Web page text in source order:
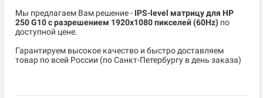
Мы предлагаем Вам решение - IPS-level матрицу для HP
250 G10 c разрешением 1920x1080 пикселей (60Hz) по
доступной цене.
Гарантируем высокое качество и быстро доставляем
товар по всей России (по Санкт-Петербургу в день заказа)